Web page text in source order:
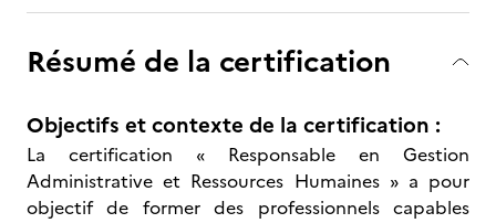
Résumé de la certification
Objectifs et contexte de la certification :
La certification « Responsable en Gestion
Administrative et Ressources Humaines » a pour
objectif de former des professionnels capables